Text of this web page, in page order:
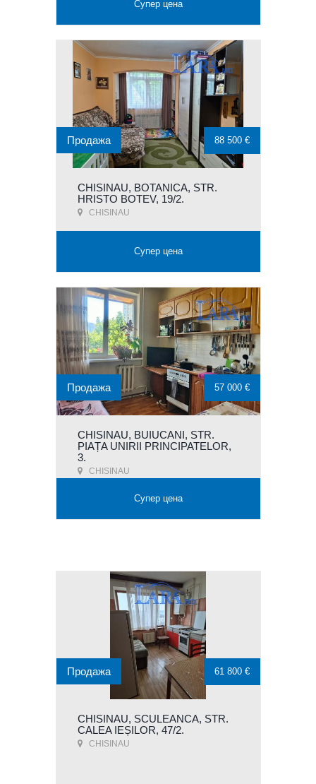
Супер цена
CHISINAU, BOTANICA, STR.
HRISTO BOTEV, 19/2.
CHISINAU
Продажа 88 500 €
Супер цена
CHISINAU, BUIUCANI, STR.
PIAȚA UNIRII PRINCIPATELOR,
3.
CHISINAU
Продажа 57 000 €
Супер цена
CHISINAU, SCULEANCA, STR.
CALEA IEȘILOR, 47/2.
CHISINAU
Продажа 61 800 €